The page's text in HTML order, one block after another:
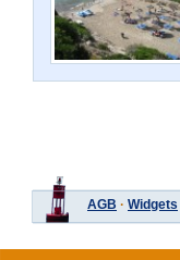
AGB · Widgets